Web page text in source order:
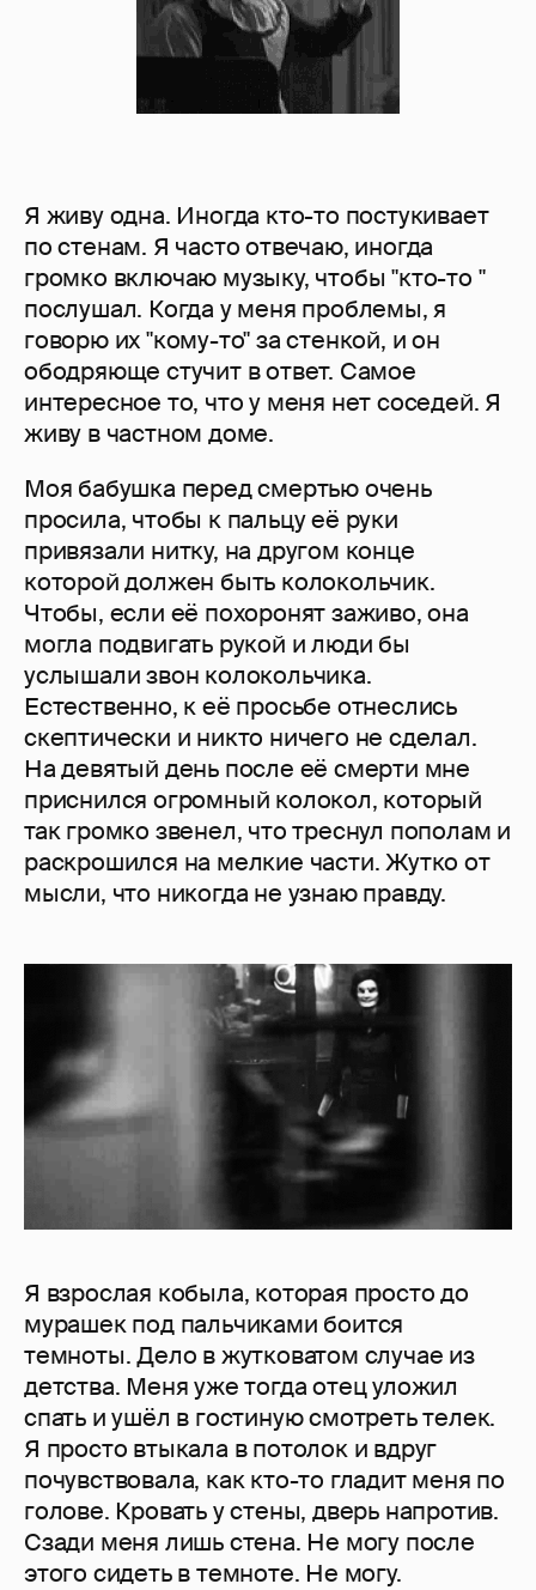
Я живу одна. Иногда кто-то постукивает
по стенам. Я часто отвечаю, иногда
громко включаю музыку, чтобы "кто-то "
послушал. Когда у меня проблемы, я
говорю их "кому-то" за стенкой, и он
ободряюще стучит в ответ. Самое
интересное то, что у меня нет соседей. Я
живу в частном доме.
Моя бабушка перед смертью очень
просила, чтобы к пальцу её руки
привязали нитку, на другом конце
которой должен быть колокольчик.
Чтобы, если её похоронят заживо, она
могла подвигать рукой и люди бы
услышали звон колокольчика.
Естественно, к её просьбе отнеслись
скептически и никто ничего не сделал.
На девятый день после её смерти мне
приснился огромный колокол, который
так громко звенел, что треснул пополам и
раскрошился на мелкие части. Жутко от
мысли, что никогда не узнаю правду.
Я взрослая кобыла, которая просто до
мурашек под пальчиками боится
темноты. Дело в жутковатом случае из
детства. Меня уже тогда отец уложил
спать и ушёл в гостиную смотреть телек.
Я просто втыкала в потолок и вдруг
почувствовала, как кто-то гладит меня по
голове. Кровать у стены, дверь напротив.
Сзади меня лишь стена. Не могу после
этого сидеть в темноте. Не могу.